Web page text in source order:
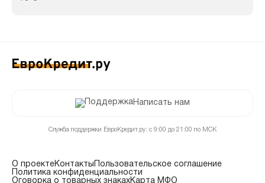
Написать нам
Служба поддержки ЕвроКредит.ру: с 9:00 до 21:00 по МСК
О проектеКонтакты Пользовательское соглашение
Политика конфиденциальности
Оговорка о товарных знакахКарта МФО